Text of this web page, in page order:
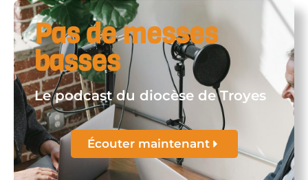
Pas de messes
basses
Le podcast du diocèse de Troyes
Écouter maintenant